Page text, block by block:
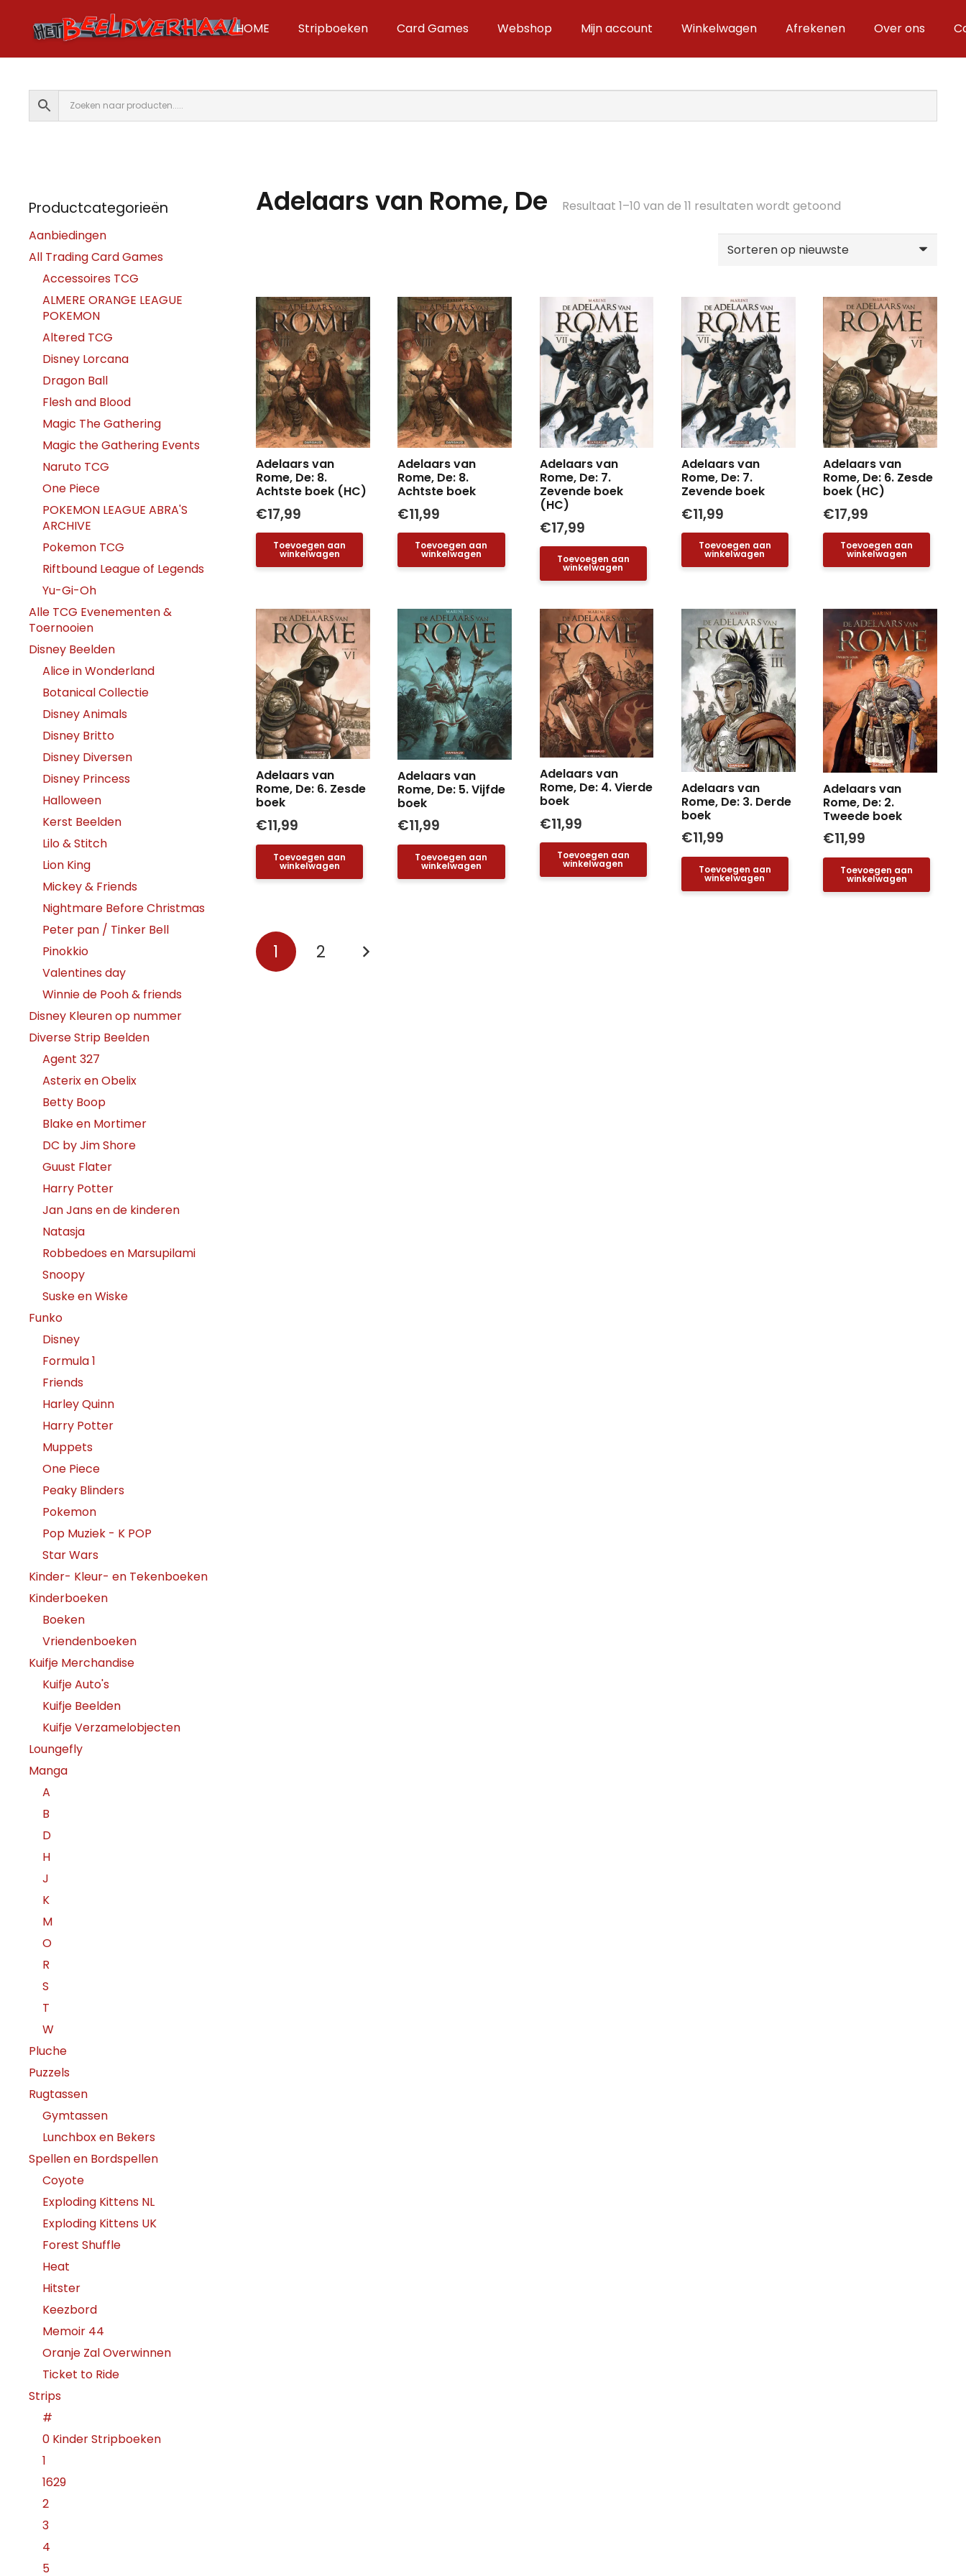
HOME Stripboeken Card Games Webshop Mijn account Winkelwagen Afrekenen Over ons
Adelaars van Rome, De Resultaat 1–10 van de 11 resultaten wordt getoondGesorteerd
nieuwste
Adelaars van
Rome, De: 8.
Achtste boek (HC)
€17,99
Toevoegen aan
winkelwagen
Adelaars van
Rome, De: 8.
Achtste boek
€11,99
Toevoegen aan
winkelwagen
Adelaars van
Rome, De: 7.
Zevende boek
(HC)
€17,99
Toevoegen aan
winkelwagen
Adelaars van
Rome, De: 7.
Zevende boek
€11,99
Toevoegen aan
winkelwagen
Adelaars van
Rome, De: 6. Zesde
boek (HC)
€17,99
Toevoegen aan
winkelwagen
Adelaars van
Rome, De: 6. Zesde
boek
€11,99
Toevoegen aan
winkelwagen
Adelaars van
Rome, De: 5. Vijfde
boek
€11,99
Toevoegen aan
winkelwagen
Adelaars van
Rome, De: 4. Vierde
boek
€11,99
Toevoegen aan
winkelwagen
Adelaars van
Rome, De: 3. Derde
boek
€11,99
Toevoegen aan
winkelwagen
Adelaars van
Rome, De: 2.
Tweede boek
€11,99
Toevoegen aan
winkelwagen
Berichten
paginering
1 2
Productcategorieën
Aanbiedingen
All Trading Card Games
Accessoires TCG
ALMERE ORANGE LEAGUE
POKEMON
Altered TCG
Disney Lorcana
Dragon Ball
Flesh and Blood
Magic The Gathering
Magic the Gathering Events
Naruto TCG
One Piece
POKEMON LEAGUE ABRA'S
ARCHIVE
Pokemon TCG
Riftbound League of Legends
Yu-Gi-Oh
Alle TCG Evenementen &
Toernooien
Disney Beelden
Alice in Wonderland
Botanical Collectie
Disney Animals
Disney Britto
Disney Diversen
Disney Princess
Halloween
Kerst Beelden
Lilo & Stitch
Lion King
Mickey & Friends
Nightmare Before Christmas
Peter pan / Tinker Bell
Pinokkio
Valentines day
Winnie de Pooh & friends
Disney Kleuren op nummer
Diverse Strip Beelden
Agent 327
Asterix en Obelix
Betty Boop
Blake en Mortimer
DC by Jim Shore
Guust Flater
Harry Potter
Jan Jans en de kinderen
Natasja
Robbedoes en Marsupilami
Snoopy
Suske en Wiske
Funko
Disney
Formula 1
Friends
Harley Quinn
Harry Potter
Muppets
One Piece
Peaky Blinders
Pokemon
Pop Muziek - K POP
Star Wars
Kinder- Kleur- en Tekenboeken
Kinderboeken
Boeken
Vriendenboeken
Kuifje Merchandise
Kuifje Auto's
Kuifje Beelden
Kuifje Verzamelobjecten
Loungefly
Manga
A
B
D
H
J
K
M
O
R
S
T
W
Pluche
Puzzels
Rugtassen
Gymtassen
Lunchbox en Bekers
Spellen en Bordspellen
Coyote
Exploding Kittens NL
Exploding Kittens UK
Forest Shuffle
Heat
Hitster
Keezbord
Memoir 44
Oranje Zal Overwinnen
Ticket to Ride
Strips
#
0 Kinder Stripboeken
1
1629
2
3
4
5